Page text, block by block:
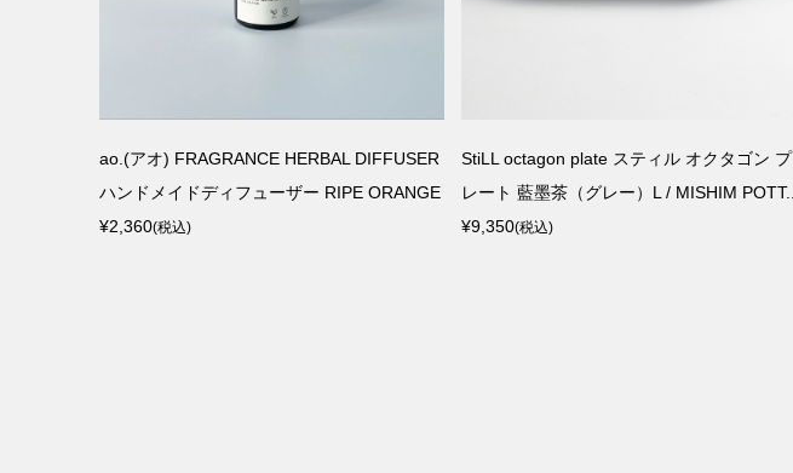
ao.(アオ) FRAGRANCE HERBAL DIFFUSER
ハンドメイドディフューザー RIPE ORANGE
¥2,360(税込)
StiLL octagon plate スティル オクタゴン プ
レート 藍墨茶（グレー）L / MISHIM POTT...
¥9,350(税込)